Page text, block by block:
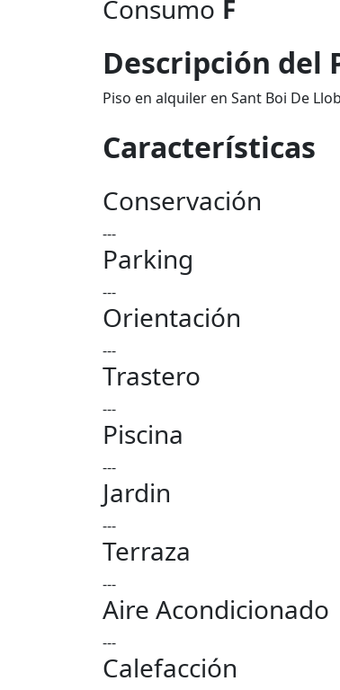
Consumo F
Descripción del
Piso en alquiler en Sant Boi De
Características
Conservación
---
Parking
---
Orientación
---
Trastero
---
Piscina
---
Jardin
---
Terraza
---
Aire Acondicionado
---
Calefacción